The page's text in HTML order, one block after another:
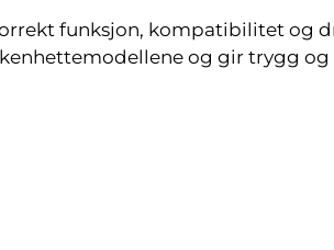
funksjon, kompatibilitet og
og gir trygg